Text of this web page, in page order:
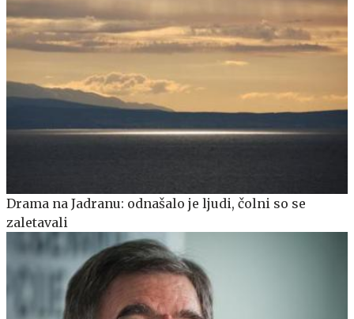
Drama na Jadranu: odnašalo je ljudi, čolni so se
zaletavali